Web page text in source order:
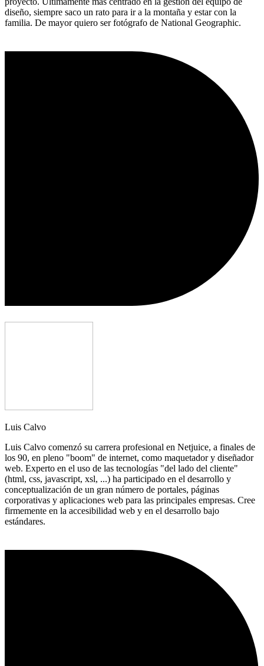
diseño, siempre saco un rato para ir a la montaña y estar con la
familia. De mayor quiero ser fotógrafo de National Geographic.
Luis Calvo
Luis Calvo comenzó su carrera profesional en Netjuice, a finales de
los 90, en pleno "boom" de internet, como maquetador y diseñador
web. Experto en el uso de las tecnologías "del lado del cliente"
(html, css, javascript, xsl, ...) ha participado en el desarrollo y
conceptualización de un gran número de portales, páginas
corporativas y aplicaciones web para las principales empresas. Cree
firmemente en la accesibilidad web y en el desarrollo bajo
estándares.